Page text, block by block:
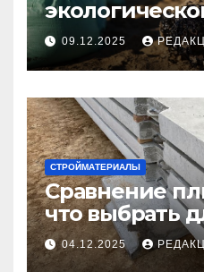
09.12.2025
СТРОЙМАТЕРИАЛЫ
Сравнение
что выбрать
долговечного
покрытия
04.12.2025